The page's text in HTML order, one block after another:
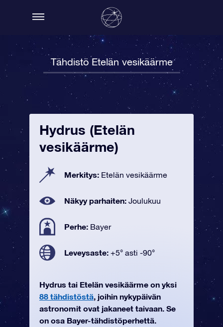
Tähdistö Etelän vesikäärme
Hydrus (Etelän
vesikäärme)
Merkitys: Etelän vesikäärme
Näkyy parhaiten: Joulukuu
Perhe: Bayer
Leveysaste: +5° asti -90°
Hydrus tai Etelän vesikäärme on yksi
88 tähdistöstä, joihin nykypäivän
astronomit ovat jakaneet taivaan. Se
on osa Bayer-tähdistöperhettä.